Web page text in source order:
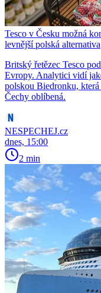
Tesco v Česku možná
levnější polská alternativa
Britský řetězec Tesco
Evropy. Analytici vidí
polskou Biedronku,
Čechy oblíbená.
NESPECHEJ.cz
dnes, 15:00
2 min